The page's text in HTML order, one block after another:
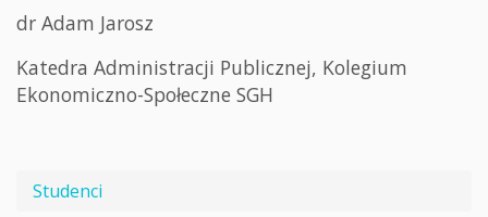
dr Adam Jarosz
Katedra Administracji Publicznej, Kolegium
Ekonomiczno-Społeczne SGH
Studenci